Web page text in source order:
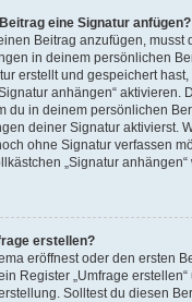
eine Signatur anfügen?
Beitrag anzufügen, musst
in deinem persönlichen
erstellt und gespeichert
anhängen“ aktivieren.
du in deinem persönlichen
deiner Signatur aktivierst.
ohne Signatur verfassen
„Signatur
erstellen?
eröffnest oder den ersten
Register „Umfrage
Solltest du diesen